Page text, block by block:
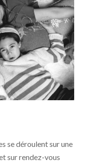
se déroulent sur une
sur rendez-vous